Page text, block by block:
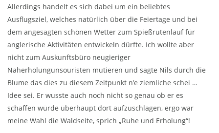
Allerdings handelt es sich dabei um ein beliebtes
Ausflugsziel, welches natürlich über die Feiertage und bei
dem angesagten schönen Wetter zum Spießrutenlauf für
anglerische Aktivitäten entwickeln dürfte. Ich wollte aber
nicht zum Auskunftsbüro neugieriger
Naherholungunsouristen mutieren und sagte Nils durch die
Blume das dies zu diesem Zeitpunkt n’e ziemliche schei …
Idee sei. Er wusste auch noch nicht so genau ob er es
schaffen würde überhaupt dort aufzuschlagen, ergo war
meine Wahl die Waldseite, sprich „Ruhe und Erholung“!